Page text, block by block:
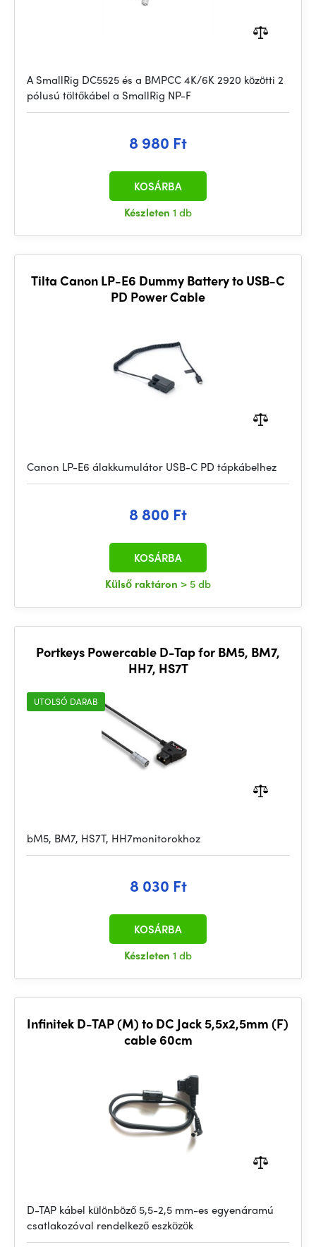
A SmallRig DC5525 és a BMPCC 4K/6K 2920 közötti 2
pólusú töltőkábel a SmallRig NP-F
8 980 Ft
Készleten 1 db
KOSÁRBA
Tilta Canon LP-E6 Dummy Battery to USB-C
PD Power Cable
Canon LP-E6 álakkumulátor USB-C PD tápkábelhez
8 800 Ft
Külső raktáron > 5 db
KOSÁRBA
Portkeys Powercable D-Tap for BM5, BM7,
HH7, HS7T
UTOLSÓ DARAB
bM5, BM7, HS7T, HH7monitorokhoz
8 030 Ft
Készleten 1 db
KOSÁRBA
Infinitek D-TAP (M) to DC Jack 5,5x2,5mm (F)
cable 60cm
D-TAP kábel különböző 5,5-2,5 mm-es egyenáramú
csatlakozóval rendelkező eszközök